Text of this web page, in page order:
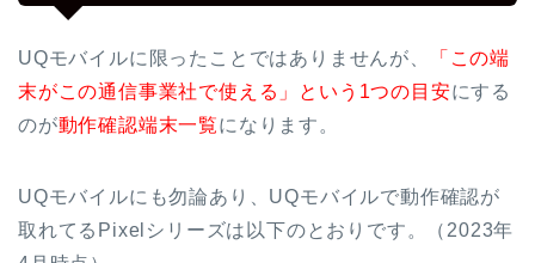
UQモバイルに限ったことではありませんが、
「この端
末がこの通信事業社で使える」という1つの目安にする
のが動作確認端末一覧になります。
UQモバイルにも勿論あり、UQモバイルで動作確認が
取れてるPixelシリーズは以下のとおりです。（2023年